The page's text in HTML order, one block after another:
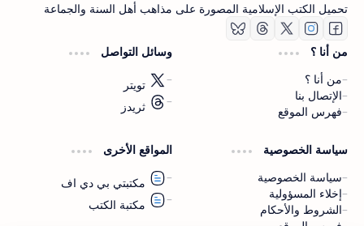
اشترك الآن
اشترك في قناتنا على تليجرام
تحميل الكتب الإسلامية المصورة على مذاهب أهل السنة والجماعة
من أنا ؟
من أنا ؟
الإتصال بنا
فهرس الموقع
وسائل التواصل
تويتر
ثريدز
سياسة الخصوصية
سياسة الخصوصية
إخلاء المسؤولية
الشروط والأحكام
المواقع الأخرى
مكتبتي بي دي اف
مكتبة الكتب